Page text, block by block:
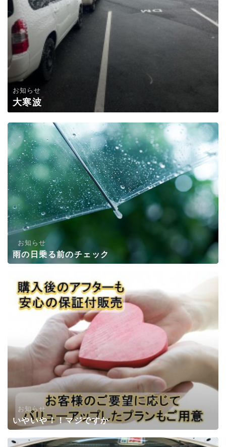
お知らせ
大寒波
お知らせ
雨の日乗る前のチェック
お知らせ
いやいや！！マジですか